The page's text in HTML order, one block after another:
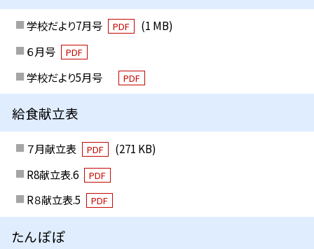
学校だより7月号 PDF
(1 MB)
６月号
PDF
学校だより5月号 PDF
給食献立表
７月献立表 PDF
(271 KB)
R8献立表.6
PDF
R８献立表.5 PDF
たんぽぽ